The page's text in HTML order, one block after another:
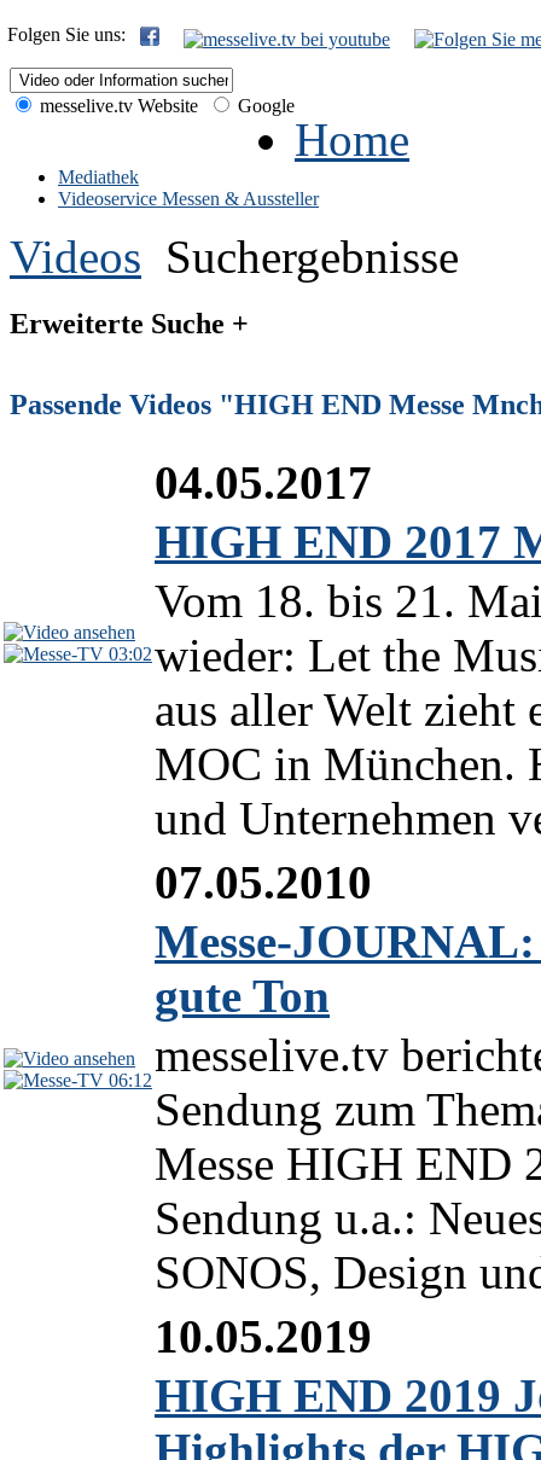
Folgen Sie uns:
messelive.tv Website Google
Home
Mediathek
Videoservice Messen & Aussteller
Videos Suchergebnisse
Erweiterte Suche +
Passende Videos "HIGH END Messe
03:02
04.05.2017
HIGH END 2017
Vom 18. bis 21.
wieder: Let the
aus aller Welt zieht
MOC in München.
und Unternehmen
06:12
07.05.2010
Messe-
gute Ton
messelive.tv
Sendung zum
Messe HIGH END
Sendung u.a.:
SONOS, Design
10.05.2019
HIGH END 2019
Highlights der